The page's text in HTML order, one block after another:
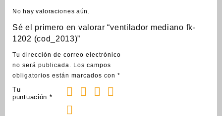
No hay valoraciones aún.
Sé el primero en valorar “ventilador mediano fk-
1202 (cod_2013)”
Tu dirección de correo electrónico
no será publicada.
Los campos
obligatorios están marcados con *
Tu
puntuación *